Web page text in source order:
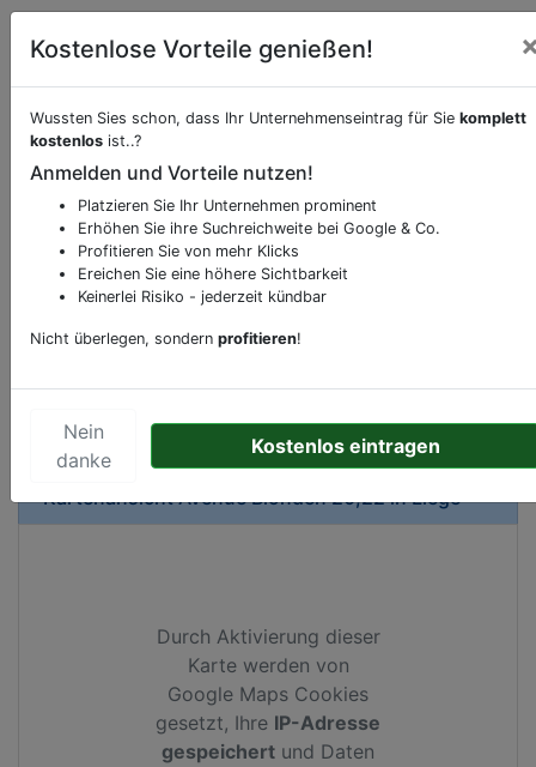
Beschreibung & Services vonJob-Center-
Arbeitsamt-Arbeitsvermittlung
Sie möchten eine Beschreibung, Dienstleistung
oder andere relevante Informationen hinzufügen?
Klicken Sie bittehierum uns zu kontaktieren.
Gerne erweitern wir Ihren Firmeneintrag um
Ihr Unternehmen anbietet und womit Sie sich von
Ihren Wettbewerbern abheben.
KartenansichtAvenue Blonden 20;22inLiège
Durch Aktivierung dieser
Karte werden von
Google Maps Cookies
gesetzt, Ihre IP-Adresse
gespeichert und Daten
Kostenlose Vorteile genießen!
Wussten Sies schon, dass Ihr Unternehmenseintrag für Sie komplett
kostenlos ist..?
Anmelden und Vorteile nutzen!
Platzieren Sie Ihr Unternehmen prominent
Erhöhen Sie ihre Suchreichweite bei Google & Co.
Profitieren Sie von mehr Klicks
Ereichen Sie eine höhere Sichtbarkeit
Keinerlei Risiko - jederzeit kündbar
Nicht überlegen, sondern profitieren!
Nein
danke
Kostenlos eintragen